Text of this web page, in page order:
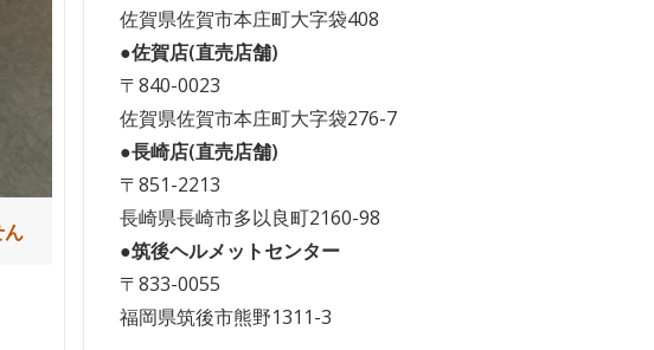
ん
佐賀県佐賀市本庄町大字袋408
●佐賀店(直売店舗)
〒840-0023
佐賀県佐賀市本庄町大字袋276-7
●長崎店(直売店舗)
〒851-2213
長崎県長崎市多以良町2160-98
●筑後ヘルメットセンター
〒833-0055
福岡県筑後市熊野1311-3